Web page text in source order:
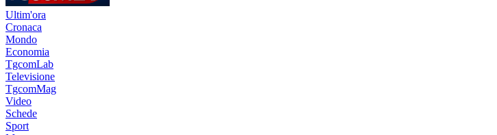
Ultim'ora
Cronaca
Mondo
Economia
TgcomLab
Televisione
TgcomMag
Video
Schede
Sport